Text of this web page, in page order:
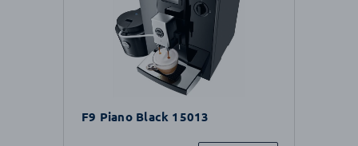
F9 Piano Black 15013